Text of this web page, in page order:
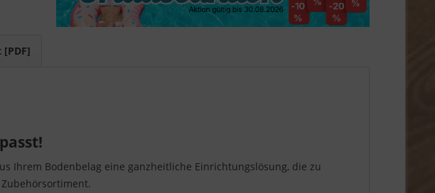
Ihrem Bodenbelag eine ganzheitliche Einrichtungslösung, die zu